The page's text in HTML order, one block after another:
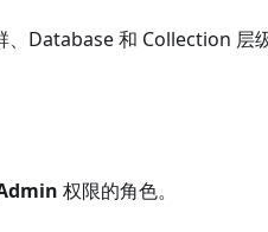
、Database 和 Collection 层
权限的角色。